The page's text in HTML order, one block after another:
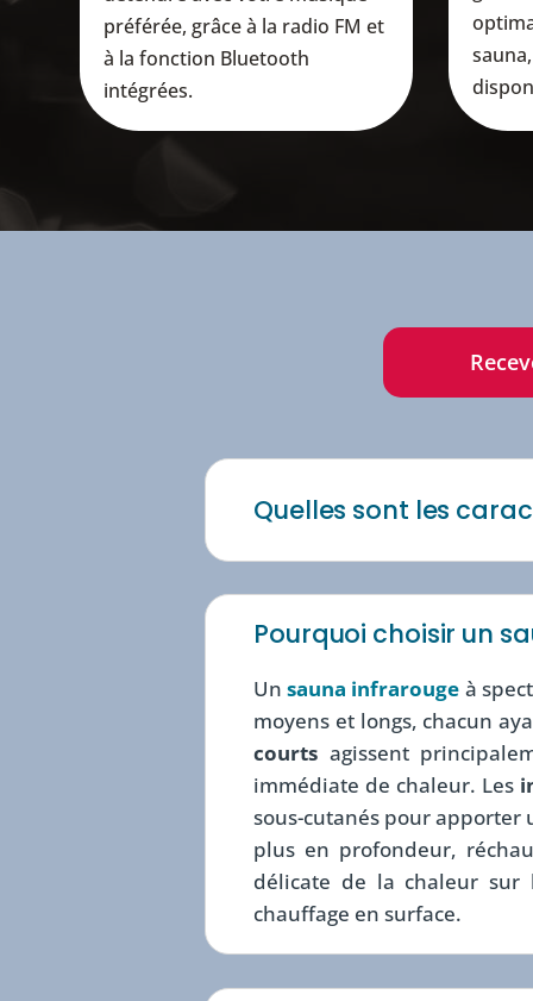
préférée, grâce à la radio FM et
à la fonction Bluetooth
intégrées.
Quelles sont les
Pourquoi choisir un
Unsauna infrarouge à
moyens et longs, chacun
courts agissent
immédiate de chaleur. Les
sous-cutanés pour apporter
plus en profondeur,
délicate de la chaleur sur
chauffage en surface.